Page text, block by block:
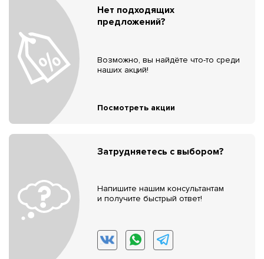
Нет подходящих
предложений?
Возможно, вы найдёте что-то среди
наших акций!
Посмотреть акции
Затрудняетесь с выбором?
Напишите нашим консультантам
и получите быстрый ответ!